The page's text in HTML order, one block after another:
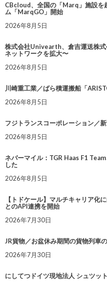
CBcloud、全国の「Marq」施設を
ム「MarqGO」開始
2026年8月5日
株式会社Univearth、倉吉運送株
ネットワークを拡大〜
2026年8月5日
川崎重工業／ばら積運搬船「
2026年8月5日
フジトランスコーポレーション／
2026年8月5日
ネバーマイル：TGR Haas F1
した
2026年8月5日
【トドケール】マルチキャリア化
とのAPI連携を開始
2026年7月30日
JR貨物／お盆休み期間の貨物列車
2026年7月30日
にしてつドイツ現地法人 シュツッ